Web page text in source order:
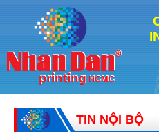
TIN NỘI BỘ